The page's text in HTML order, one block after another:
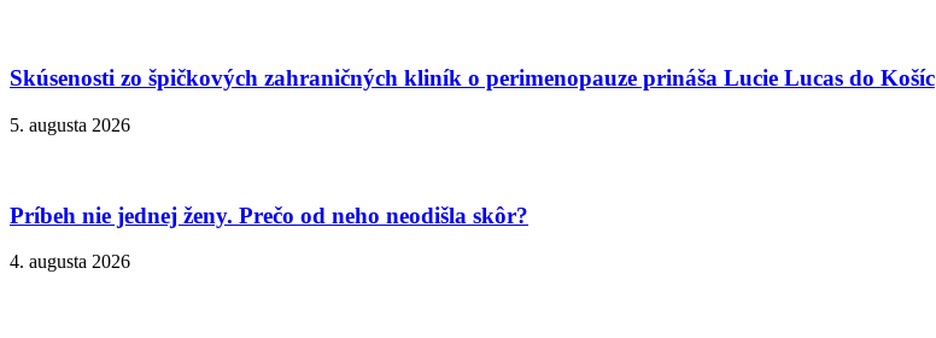
Skúsenosti zo špičkových zahraničných kliník o perimenopauze prináša Lucie Lucas do Košíc
5. augusta 2026
Príbeh nie jednej ženy. Prečo od neho neodišla skôr?
4. augusta 2026